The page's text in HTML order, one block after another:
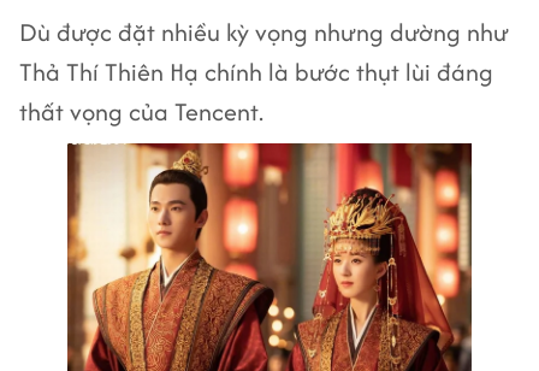
Dù được đặt nhiều kỳ vọng nhưng dường như
Thả Thí Thiên Hạ chính là bước thụt lùi đáng
thất vọng của Tencent.